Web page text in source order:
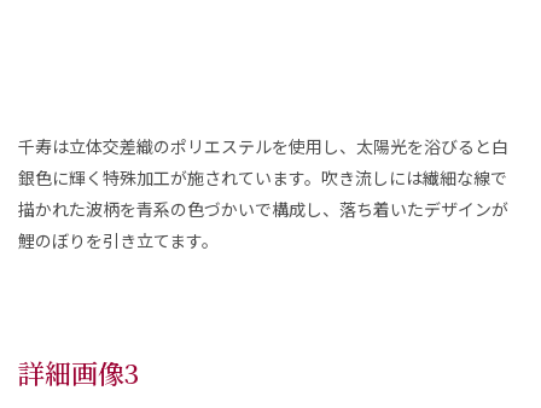
千寿は立体交差織のポリエステルを使用し、太陽光を浴びると白
銀色に輝く特殊加工が施されています。吹き流しには繊細な線で
描かれた波柄を青系の色づかいで構成し、落ち着いたデザインが
鯉のぼりを引き立てます。
詳細画像3